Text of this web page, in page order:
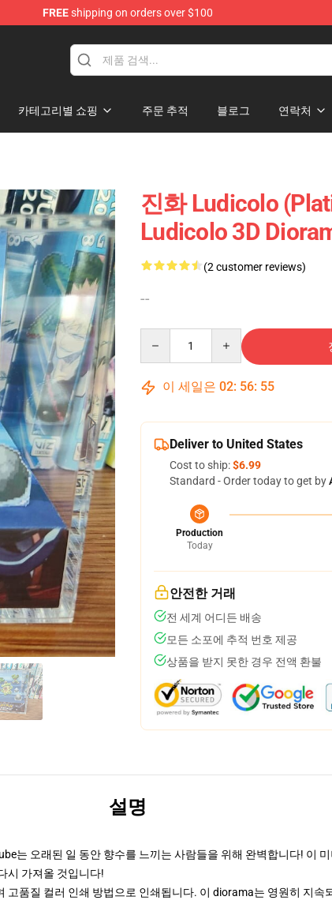
FREEshipping on orders over $100
카테고리별 쇼핑 주문 추적 블로그 연락처
진화 Ludicolo
Ludicolo 3D
(2 customer reviews)
--
이 세일은 02: 56: 54
Deliver to United States
Cost to ship:$6.99
Standard - Order today to get by
Production
Today
안전한 거래
전 세계 어디든 배송
모든 소포에 추적 번호 제공
상품을 받지 못한 경우 전액 환불
설명
는 오래된 일 동안 향수를 느끼는 사람들을 위해 완벽합니다! 이
시 가져올 것입니다!
고품질 컬러 인쇄 방법으로 인쇄됩니다. 이 diorama는 영원히 지속